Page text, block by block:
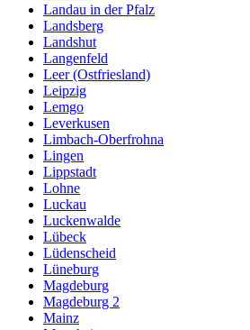
Landau in der Pfalz
Landsberg
Landshut
Langenfeld
Leer (Ostfriesland)
Leipzig
Lemgo
Leverkusen
Limbach-Oberfrohna
Lingen
Lippstadt
Lohne
Luckau
Luckenwalde
Lübeck
Lüdenscheid
Lüneburg
Magdeburg
Magdeburg 2
Mainz